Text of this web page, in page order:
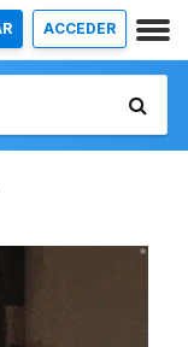
ACCEDER